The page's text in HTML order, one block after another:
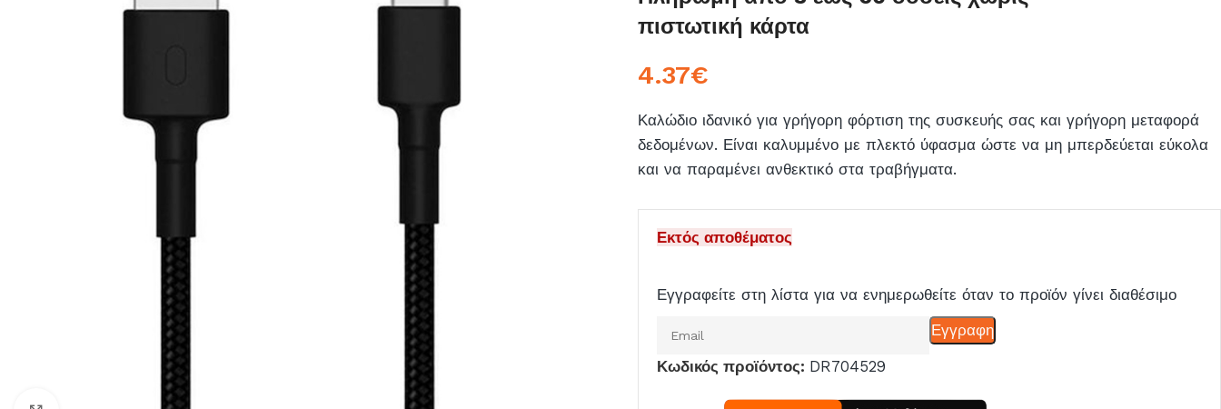
πιστωτική κάρτα
4.37€
Καλώδιο ιδανικό για γρήγορη φόρτιση της συσκευής σας και γρήγορη μεταφορά
δεδομένων. Είναι καλυμμένο με πλεκτό ύφασμα ώστε να μη μπερδεύεται εύκολα
και να παραμένει ανθεκτικό στα τραβήγματα.
Εκτός αποθέματος
Εγγραφείτε στη λίστα για να ενημερωθείτε όταν το προϊόν γίνει διαθέσιμο
email
Εγγραφη
Κωδικός προϊόντος: DR704529